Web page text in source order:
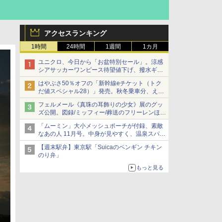
アクセスランキング
1時間 24時間 1週間 1カ月
ユニクロ、今日から「お盆特別セール」。涼感
シアサッカーワンピース待望値下げ、撥水ギア
ショーツは1990円に
はやぶさ50％オフの「新幹線eチケット（トク
だ値スペシャル28）」発売。秋冬乗車分、えき
ねっと限定
フェルメール《真珠の耳飾りの少女》展のグッ
ズ公開。図録/ミッフィー/葬送のフリーレンほ
か、注目ブランドコラボが実現
「ムーミン」大小メッシュポーチが付録、素敵
なあの人 11月号。中身が見やすく、温泉スパに
も使える
【週末駅弁】東京駅「Suicaのペンギン チキン
のり弁」
もっと見る